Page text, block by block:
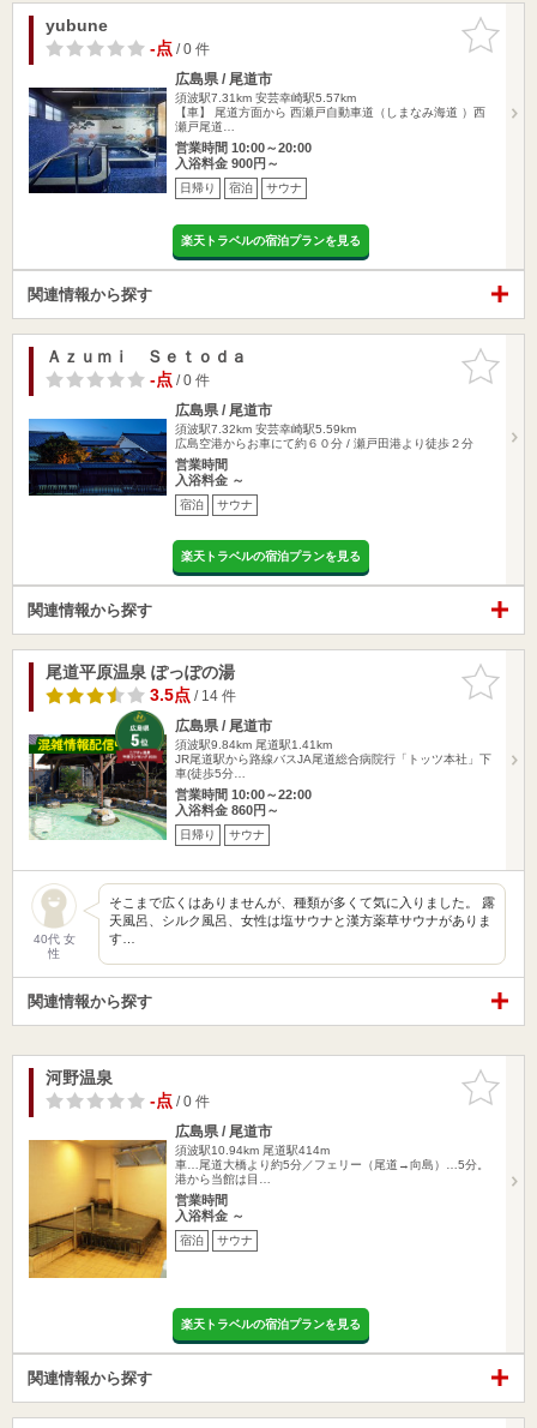
お気に入
りに追加
yubune
-点/ 0 件
広島県 / 尾道市
須波駅7.31km 安芸幸崎駅5.57km
【車】 尾道方面から 西瀬戸自動車道（しまなみ海道 ）西
瀬戸尾道…
営業時間 10:00～20:00
入浴料金 900円～
日帰り 宿泊 サウナ
楽天トラベルの宿泊プランを見る
関連情報から探す
お気に入
りに追加
Ａｚｕｍｉ Ｓｅｔｏｄａ
-点/ 0 件
広島県 / 尾道市
須波駅7.32km 安芸幸崎駅5.59km
広島空港からお車にて約６０分 / 瀬戸田港より徒歩２分
営業時間
入浴料金 ～
宿泊 サウナ
楽天トラベルの宿泊プランを見る
関連情報から探す
お気に入
りに追加
尾道平原温泉 ぽっぽの湯
3.5点/ 14 件
広島県 / 尾道市
須波駅9.84km 尾道駅1.41km
JR尾道駅から路線バスJA尾道総合病院行「トッツ本社」下
車(徒歩5分…
営業時間 10:00～22:00
入浴料金 860円～
日帰り サウナ
40代 女
性
そこまで広くはありませんが、種類が多くて気に入りました。 露
天風呂、シルク風呂、女性は塩サウナと漢方薬草サウナがありま
す…
関連情報から探す
お気に入
りに追加
河野温泉
-点/ 0 件
広島県 / 尾道市
須波駅10.94km 尾道駅414m
車…尾道大橋より約5分／フェリー（尾道→向島）…5分。
港から当館は目…
営業時間
入浴料金 ～
宿泊 サウナ
楽天トラベルの宿泊プランを見る
関連情報から探す